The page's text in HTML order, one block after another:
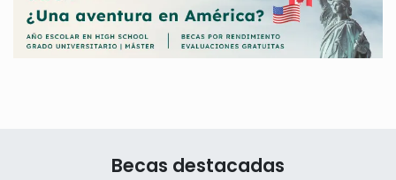
Becas destacadas